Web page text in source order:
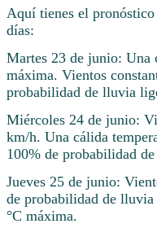
Aquí tienes el
días:
Martes 23 de junio: Una
máxima. Vientos
probabilidad de lluvia
Miércoles 24 de junio:
km/h. Una cálida
100% de probabilidad
Jueves 25 de junio:
de probabilidad de
°C máxima.